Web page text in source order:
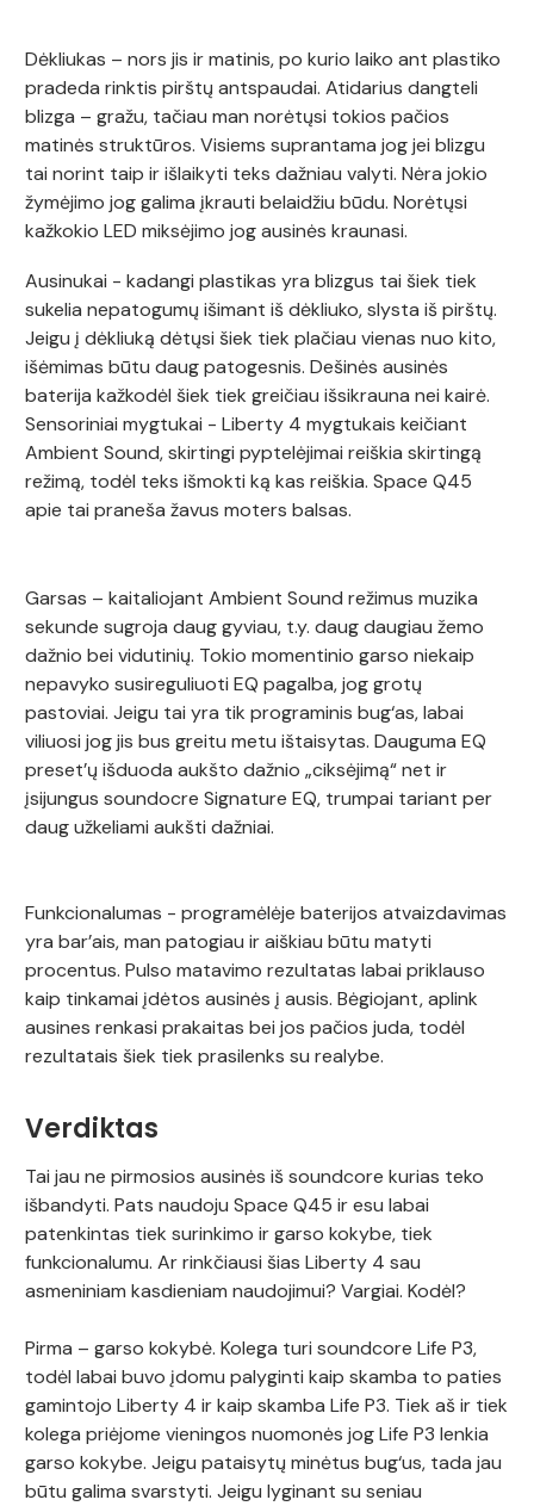
Dėkliukas – nors jis ir matinis, po kurio laiko ant plastiko
pradeda rinktis pirštų antspaudai. Atidarius dangteli
blizga – gražu, tačiau man norėtųsi tokios pačios
matinės struktūros. Visiems suprantama jog jei blizgu
tai norint taip ir išlaikyti teks dažniau valyti. Nėra jokio
žymėjimo jog galima įkrauti belaidžiu būdu. Norėtųsi
kažkokio LED miksėjimo jog ausinės kraunasi.
Ausinukai - kadangi plastikas yra blizgus tai šiek tiek
sukelia nepatogumų išimant iš dėkliuko, slysta iš pirštų.
Jeigu į dėkliuką dėtųsi šiek tiek plačiau vienas nuo kito,
išėmimas būtu daug patogesnis. Dešinės ausinės
baterija kažkodėl šiek tiek greičiau išsikrauna nei kairė.
Sensoriniai mygtukai - Liberty 4 mygtukais keičiant
Ambient Sound, skirtingi pyptelėjimai reiškia skirtingą
režimą, todėl teks išmokti ką kas reiškia. Space Q45
apie tai praneša žavus moters balsas.
Garsas – kaitaliojant Ambient Sound režimus muzika
sekunde sugroja daug gyviau, t.y. daug daugiau žemo
dažnio bei vidutinių. Tokio momentinio garso niekaip
nepavyko susireguliuoti EQ pagalba, jog grotų
pastoviai. Jeigu tai yra tik programinis bug‘as, labai
viliuosi jog jis bus greitu metu ištaisytas. Dauguma EQ
preset’ų išduoda aukšto dažnio „ciksėjimą“ net ir
įsijungus soundocre Signature EQ, trumpai tariant per
daug užkeliami aukšti dažniai.
Funkcionalumas - programėlėje baterijos atvaizdavimas
yra bar’ais, man patogiau ir aiškiau būtu matyti
procentus. Pulso matavimo rezultatas labai priklauso
kaip tinkamai įdėtos ausinės į ausis. Bėgiojant, aplink
ausines renkasi prakaitas bei jos pačios juda, todėl
rezultatais šiek tiek prasilenks su realybe.
Verdiktas
Tai jau ne pirmosios ausinės iš soundcore kurias teko
išbandyti. Pats naudoju Space Q45 ir esu labai
patenkintas tiek surinkimo ir garso kokybe, tiek
funkcionalumu. Ar rinkčiausi šias Liberty 4 sau
asmeniniam kasdieniam naudojimui? Vargiai. Kodėl?
Pirma – garso kokybė. Kolega turi soundcore Life P3,
todėl labai buvo įdomu palyginti kaip skamba to paties
gamintojo Liberty 4 ir kaip skamba Life P3. Tiek aš ir tiek
kolega priėjome vieningos nuomonės jog Life P3 lenkia
garso kokybe. Jeigu pataisytų minėtus bug‘us, tada jau
būtu galima svarstyti. Jeigu lyginant su seniau